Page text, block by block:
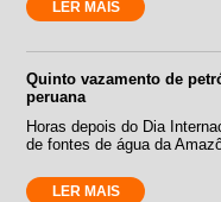
LER MAIS
Quinto vazamento de
peruana
Horas depois do Dia
de fontes de água da
LER MAIS